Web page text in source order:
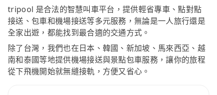
tripool 是合法的智慧叫車平台，提供輕省專車、點對點
接送、包車和機場接送等多元服務，無論是一人旅行還是
全家出遊，都能找到最合適的交通方式。
除了台灣，我們也在日本、韓國、新加坡、馬來西亞、越
南和泰國等地提供機場接送與景點包車服務，讓你的旅程
從下飛機開始就無縫接軌，方便又省心。